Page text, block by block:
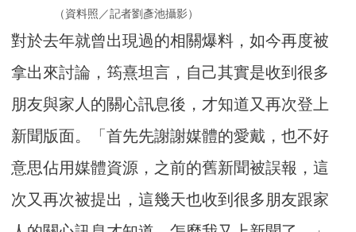
（資料照／記者劉彥池攝影）
對於去年就曾出現過的相關爆料，如今再度被
拿出來討論，筠熹坦言，自己其實是收到很多
朋友與家人的關心訊息後，才知道又再次登上
新聞版面。「首先先謝謝媒體的愛戴，也不好
意思佔用媒體資源，之前的舊新聞被誤報，這
次又再次被提出，這幾天也收到很多朋友跟家